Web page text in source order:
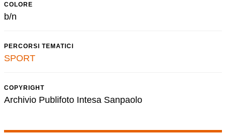
COLORE
b/n
PERCORSI TEMATICI
SPORT
COPYRIGHT
Archivio Publifoto Intesa Sanpaolo